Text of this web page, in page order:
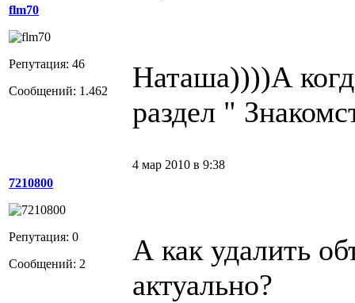
flm70
Репутация: 46
Сообщений: 1.462
Наташа))))А
раздел "
7210800
Репутация: 0
Сообщений: 2
4 мар 2010 в 9:38
А как удалить
актуально?